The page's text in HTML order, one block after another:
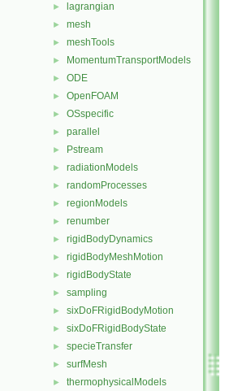
► lagrangian
► mesh
► meshTools
► MomentumTransportModels
► ODE
► OpenFOAM
► OSspecific
► parallel
► Pstream
► radiationModels
► randomProcesses
► regionModels
► renumber
► rigidBodyDynamics
► rigidBodyMeshMotion
► rigidBodyState
► sampling
► sixDoFRigidBodyMotion
► sixDoFRigidBodyState
► specieTransfer
► surfMesh
► thermophysicalModels